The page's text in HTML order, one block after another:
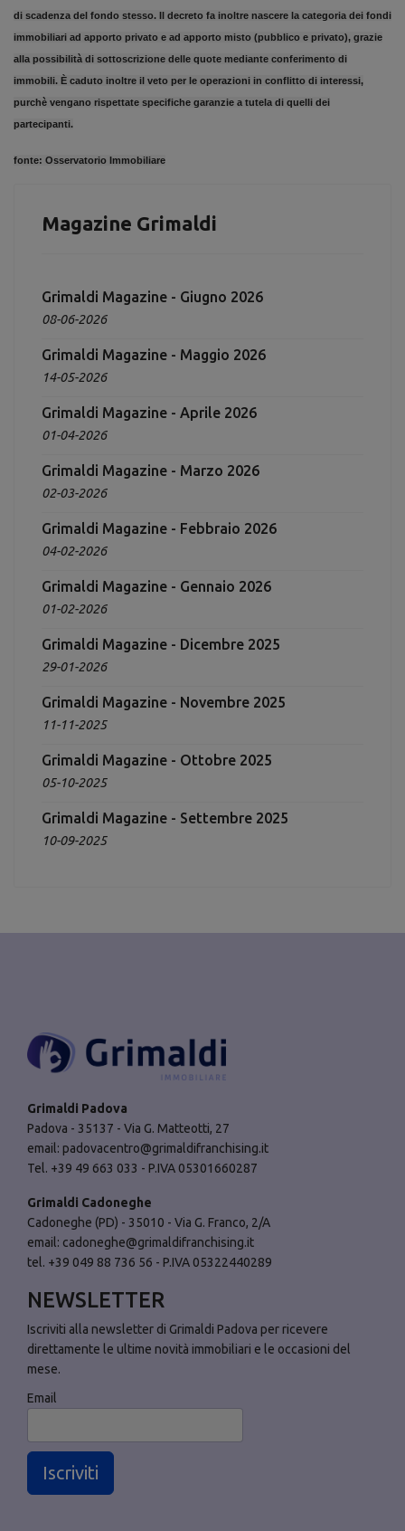
di scadenza del fondo stesso. Il decreto fa inoltre nascere la categoria dei fondi
immobiliari ad apporto privato e ad apporto misto (pubblico e privato), grazie
alla possibilità di sottoscrizione delle quote mediante conferimento di
immobili. È caduto inoltre il veto per le operazioni in conflitto di interessi,
purchè vengano rispettate specifiche garanzie a tutela di quelli dei
partecipanti.
fonte: Osservatorio Immobiliare
Magazine Grimaldi
Grimaldi Magazine - Giugno 2026
08-06-2026
Grimaldi Magazine - Maggio 2026
14-05-2026
Grimaldi Magazine - Aprile 2026
01-04-2026
Grimaldi Magazine - Marzo 2026
02-03-2026
Grimaldi Magazine - Febbraio 2026
04-02-2026
Grimaldi Magazine - Gennaio 2026
01-02-2026
Grimaldi Magazine - Dicembre 2025
29-01-2026
Grimaldi Magazine - Novembre 2025
11-11-2025
Grimaldi Magazine - Ottobre 2025
05-10-2025
Grimaldi Magazine - Settembre 2025
10-09-2025
Grimaldi Padova
Padova - 35137 - Via G. Matteotti, 27
email: padovacentro@grimaldifranchising.it
Tel. +39 49 663 033 - P.IVA 05301660287
Grimaldi Cadoneghe
Cadoneghe (PD) - 35010 - Via G. Franco, 2/A
email: cadoneghe@grimaldifranchising.it
tel. +39 049 88 736 56 - P.IVA 05322440289
NEWSLETTER
Iscriviti alla newsletter di Grimaldi Padova per ricevere
direttamente le ultime novità immobiliari e le occasioni del
mese.
Email
Iscriviti